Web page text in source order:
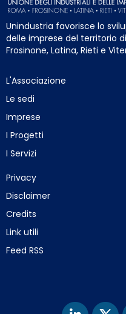
Unindustria favorisce lo
delle imprese del territorio
Frosinone, Latina, Rieti e
L'Associazione
Le sedi
Imprese
I Progetti
I Servizi
Privacy
Disclaimer
Credits
Link utili
Feed RSS